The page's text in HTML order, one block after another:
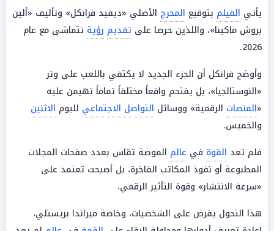
يأتي الفيلم بتوقيع المخرج الأصلي «ديفيد فرانكل» وتأليف «ألين
بروش ماكينا»، واللذين حرصا على تقديم رؤية تتماشى مع عام
2026.
وأوضح فرانكل أن الجزء الجديد لا يكتفي باللعب على وتر
«النوستالجيا»، بل يقتحم واقعاً مختلفاً تماماً تهيمن عليه
«المنصات الرقمية» ووسائل التواصل الاجتماعي لليوم الاثنين
والخميس.
فلم تعد القوة في عالم الموضة تقاس بعدد صفحات المجلات
المطبوعة أو نفوذ المكاتب الفاخرة، بل أصبحت تعتمد على
«سرعة الانتشار» وقوة التأثير الرقمي.
هذا التحول يفرض على الشخصيات، وخاصة ميراندا بريستلي،